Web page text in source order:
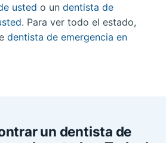
usted o un dentista de
. Para ver todo el estado,
dentista de emergencia en
un dentista de